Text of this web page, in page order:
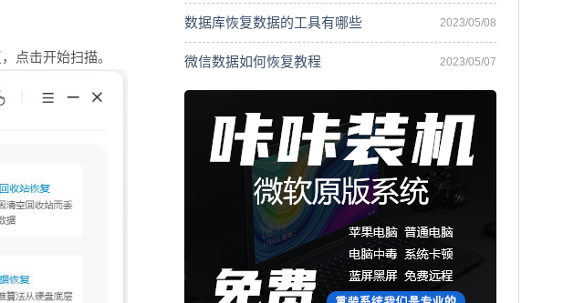
点击开始扫描。
数据库恢复数据的工具有哪些 2023/05/08
微信数据如何恢复教程 2023/05/07